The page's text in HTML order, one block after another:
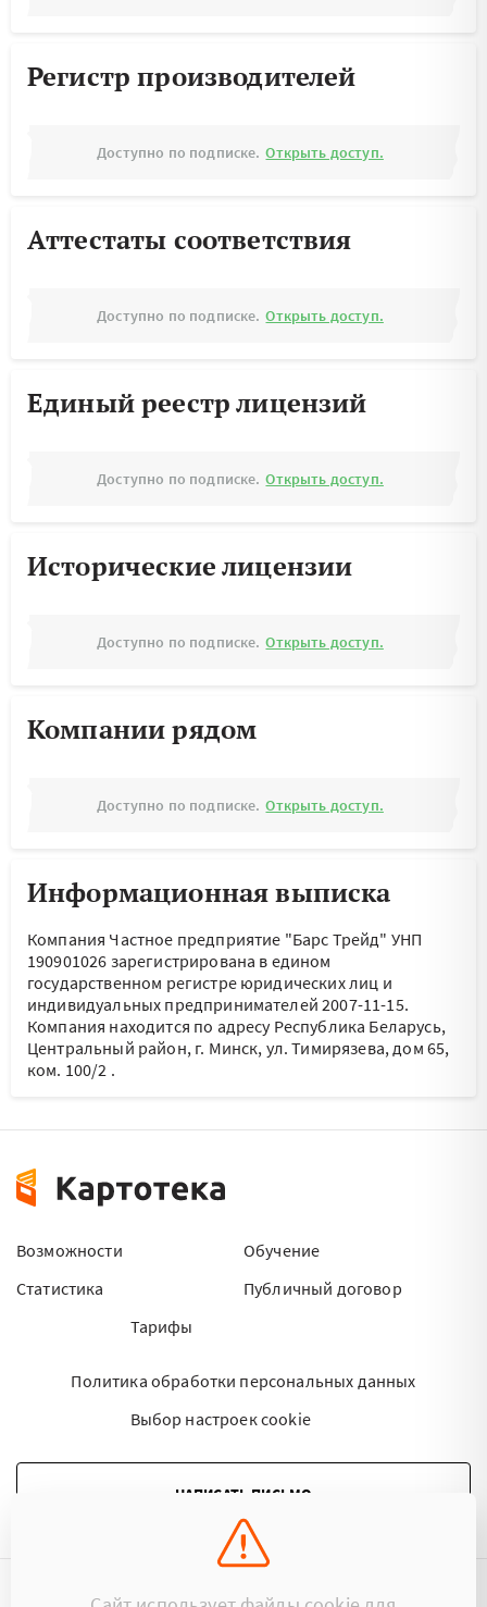
Регистр производителей
Доступно по подписке. Открыть доступ.
Аттестаты соответствия
Доступно по подписке. Открыть доступ.
Единый реестр лицензий
Доступно по подписке. Открыть доступ.
Исторические лицензии
Доступно по подписке. Открыть доступ.
Компании рядом
Доступно по подписке. Открыть доступ.
Информационная выписка
Компания Частное предприятие "Барс Трейд" УНП
190901026 зарегистрирована в едином
государственном регистре юридических лиц и
индивидуальных предпринимателей 2007-11-15.
Компания находится по адресу Республика Беларусь,
Центральный район, г. Минск, ул. Тимирязева, дом 65,
ком. 100/2 .
Возможности
Статистика
Тарифы
Обучение
Публичный договор
Политика обработки персональных данных
Выбор настроек cookie
НАПИСАТЬ ПИСЬМО
©2015 - 2026 Kartoteka.by Все права защищены.